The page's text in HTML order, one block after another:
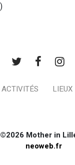
ACTIVITÉS LIEUX
Mother in
neoweb.fr